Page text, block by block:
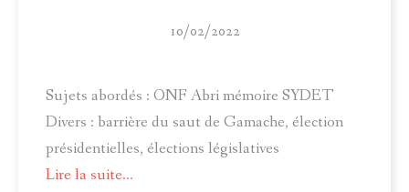
10/02/2022
Sujets abordés : ONF Abri mémoire SYDET
Divers : barrière du saut de Gamache, élection
présidentielles, élections législatives
Lire la suite...